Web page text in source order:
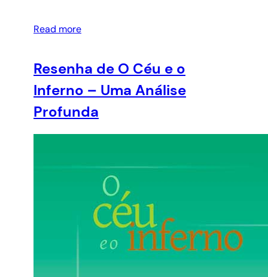
Read more
Resenha de O Céu e o
Inferno – Uma Análise
Profunda